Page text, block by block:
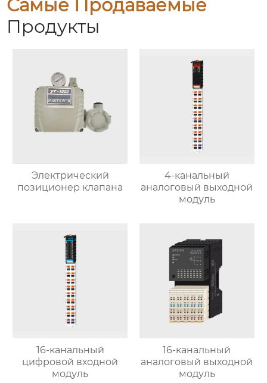
Самые Продаваемые
Продукты
Электрический
позиционер клапана
4-канальный
аналоговый выходной
модуль
16-канальный
цифровой входной
модуль
16-канальный
аналоговый выходной
модуль